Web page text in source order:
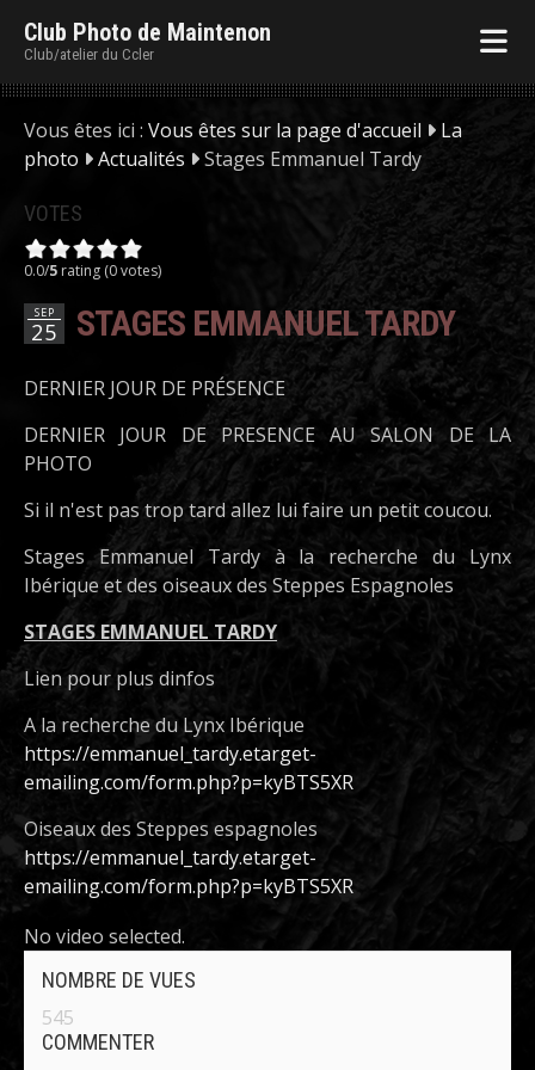
Club Photo de Maintenon
Club/atelier du Ccler
Vous êtes ici : Vous êtes sur la page d'accueil
La
photo
Actualités Stages Emmanuel Tardy
VOTES
0.0/5 rating (0 votes)
SEP
25 STAGES EMMANUEL TARDY
DERNIER JOUR DE PRÉSENCE
DERNIER JOUR DE PRESENCE AU SALON DE LA
PHOTO
Si il n'est pas trop tard allez lui faire un petit coucou.
Stages Emmanuel Tardy à la recherche du Lynx
Ibérique et des oiseaux des Steppes Espagnoles
STAGES EMMANUEL TARDY
Lien pour plus dinfos
A la recherche du Lynx Ibérique
https://emmanuel_tardy.etarget-
emailing.com/form.php?p=kyBTS5XR
Oiseaux des Steppes espagnoles
https://emmanuel_tardy.etarget-
emailing.com/form.php?p=kyBTS5XR
No video selected.
NOMBRE DE VUES
545
COMMENTER